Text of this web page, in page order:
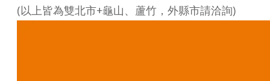
(以上皆為雙北市+龜山、蘆竹，外縣市請洽詢)